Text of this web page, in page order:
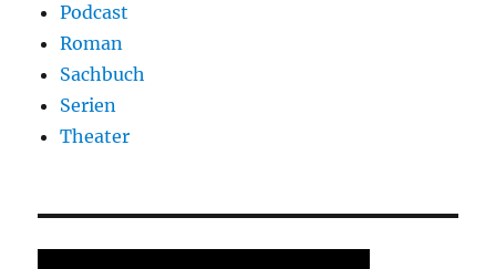
Podcast
Roman
Sachbuch
Serien
Theater